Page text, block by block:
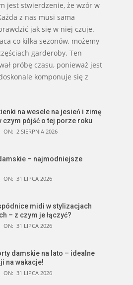
jest stwierdzenie, że wzór w
z nas musi sama
jak się w niej czuje.
co kilka sezonów, możemy
garderoby. Ten
próbę czasu, ponieważ jest
komponuje się z
na wesele na jesień i zimę
czym pójść o tej porze roku
ON: 2 SIERPNIA 2026
– najmodniejsze
ON: 31 LIPCA 2026
midi w stylizacjach
– z czym je łączyć?
ON: 31 LIPCA 2026
damskie na lato – idealne
na wakacje!
ON: 31 LIPCA 2026